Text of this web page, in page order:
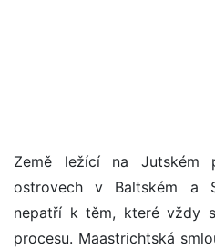
Země ležící na Jutském
ostrovech v Baltském a
nepatří k těm, které vždy
procesu. Maastrichtská